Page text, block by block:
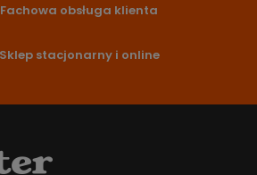
Fachowa obsługa klienta
Sklep stacjonarny i online